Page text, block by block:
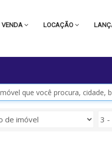
VENDA LOCAÇÃO